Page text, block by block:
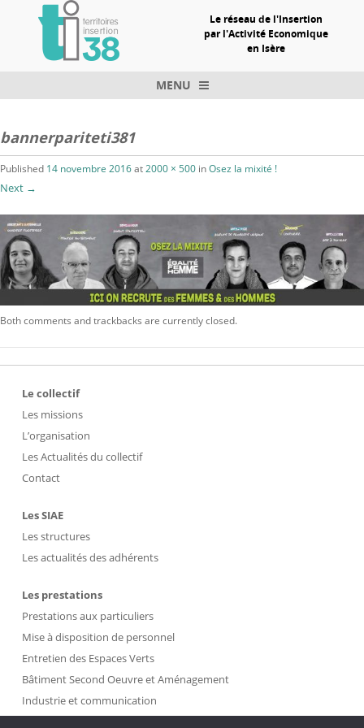
Le réseau de l'Insertion
par l'Activité Economique
en Isère
MENU
bannerpariteti381
Published 14 novembre 2016at2000 × 500 inOsez la mixité !
Next →
Both comments and trackbacks are currently closed.
Le collectif
Les missions
L’organisation
Les Actualités du collectif
Contact
Les SIAE
Les structures
Les actualités des adhérents
Les prestations
Prestations aux particuliers
Mise à disposition de personnel
Entretien des Espaces Verts
Bâtiment Second Oeuvre et Aménagement
Industrie et communication